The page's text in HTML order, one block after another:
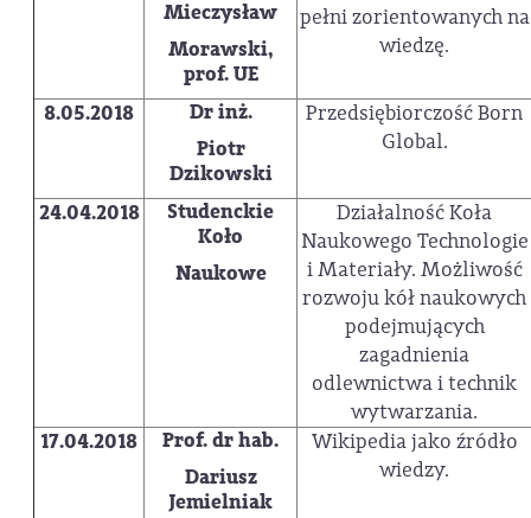
Mieczysław
Morawski,
prof. UE
pełni zorientowanych na
wiedzę.
8.05.2018
Dr inż.
Piotr
Dzikowski
Przedsiębiorczość Born
Global.
24.04.2018
Studenckie
Koło
Naukowe
Działalność Koła
Naukowego Technologie
i Materiały. Możliwość
rozwoju kół naukowych
podejmujących
zagadnienia
odlewnictwa i technik
wytwarzania.
17.04.2018
Prof. dr hab.
Dariusz
Jemielniak
Wikipedia jako źródło
wiedzy.